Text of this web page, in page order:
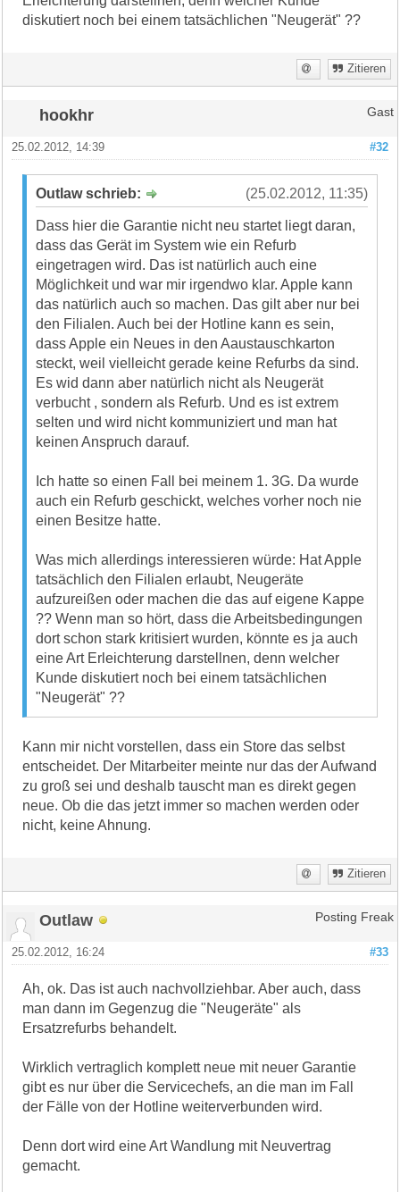
diskutiert noch bei einem tatsächlichen "Neugerät" ??
Zitieren
hookhr Gast
#32
25.02.2012, 14:39
(25.02.2012, 11:35)
Outlaw schrieb:
Dass hier die Garantie nicht neu startet liegt daran,
dass das Gerät im System wie ein Refurb
eingetragen wird. Das ist natürlich auch eine
Möglichkeit und war mir irgendwo klar. Apple kann
das natürlich auch so machen. Das gilt aber nur bei
den Filialen. Auch bei der Hotline kann es sein,
dass Apple ein Neues in den Aaustauschkarton
steckt, weil vielleicht gerade keine Refurbs da sind.
Es wid dann aber natürlich nicht als Neugerät
verbucht , sondern als Refurb. Und es ist extrem
selten und wird nicht kommuniziert und man hat
keinen Anspruch darauf.
Ich hatte so einen Fall bei meinem 1. 3G. Da wurde
auch ein Refurb geschickt, welches vorher noch nie
einen Besitze hatte.
Was mich allerdings interessieren würde: Hat Apple
tatsächlich den Filialen erlaubt, Neugeräte
aufzureißen oder machen die das auf eigene Kappe
?? Wenn man so hört, dass die Arbeitsbedingungen
dort schon stark kritisiert wurden, könnte es ja auch
eine Art Erleichterung darstellnen, denn welcher
Kunde diskutiert noch bei einem tatsächlichen
"Neugerät" ??
Kann mir nicht vorstellen, dass ein Store das selbst
entscheidet. Der Mitarbeiter meinte nur das der Aufwand
zu groß sei und deshalb tauscht man es direkt gegen
neue. Ob die das jetzt immer so machen werden oder
nicht, keine Ahnung.
Zitieren
Outlaw Posting Freak
#33
25.02.2012, 16:24
Ah, ok. Das ist auch nachvollziehbar. Aber auch, dass
man dann im Gegenzug die "Neugeräte" als
Ersatzrefurbs behandelt.
Wirklich vertraglich komplett neue mit neuer Garantie
gibt es nur über die Servicechefs, an die man im Fall
der Fälle von der Hotline weiterverbunden wird.
Denn dort wird eine Art Wandlung mit Neuvertrag
gemacht.